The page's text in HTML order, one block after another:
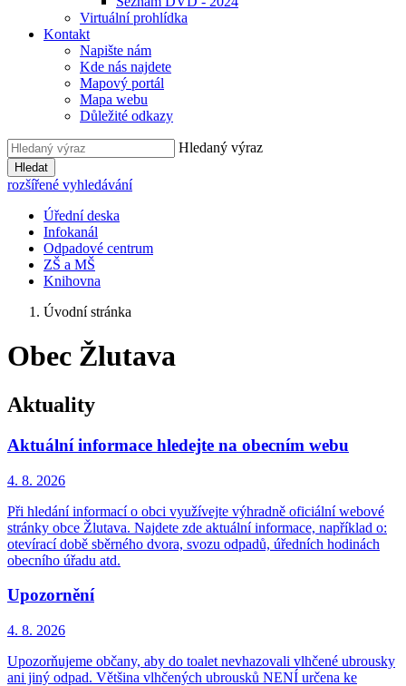
Virtuální prohlídka
Kontakt
Napište nám
Kde nás najdete
Mapový portál
Mapa webu
Důležité odkazy
Hledaný výraz
Hledat
rozšířené vyhledávání
Úřední deska
Infokanál
Odpadové centrum
ZŠ a MŠ
Knihovna
Úvodní stránka
Obec Žlutava
Aktuality
Aktuální informace hledejte na obecním webu
4. 8. 2026
Při hledání informací o obci využívejte výhradně oficiální webové
stránky obce Žlutava. Najdete zde aktuální informace, například o:
otevírací době sběrného dvora, svozu odpadů, úředních hodinách
obecního úřadu atd.
Upozornění
4. 8. 2026
Upozorňujeme občany, aby do toalet nevhazovali vlhčené ubrousky
ani jiný odpad. Většina vlhčených ubrousků NENÍ určena ke